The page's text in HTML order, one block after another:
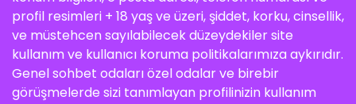
profil resimleri + 18 yaş ve üzeri, şiddet, korku, cinsellik,
ve müstehcen sayılabilecek düzeydekiler site
kullanım ve kullanıcı koruma politikalarımıza aykırıdır.
Genel sohbet odaları özel odalar ve birebir
görüşmelerde sizi tanımlayan profilinizin kullanım